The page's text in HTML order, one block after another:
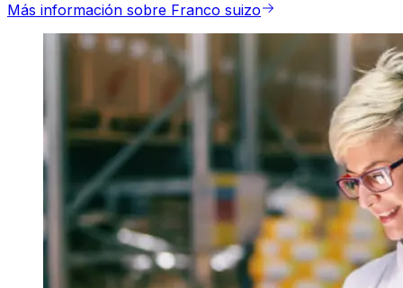
Más información sobre Franco suizo